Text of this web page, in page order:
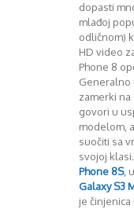
dopasti
mlađoj
odličnom)
HD video
Phone 8
Generalno
zamerki
govori u
modelom,
suočiti sa
svojoj
Phone 8S,
Galaxy S3
je